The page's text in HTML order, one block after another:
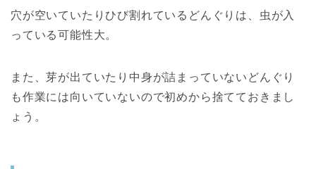
穴が空いていたりひび割れているどんぐりは、虫が入
っている可能性大。
また、芽が出ていたり中身が詰まっていないどんぐり
も作業には向いていないので初めから捨てておきまし
ょう。